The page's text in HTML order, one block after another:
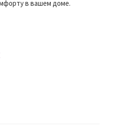
в вашем доме.